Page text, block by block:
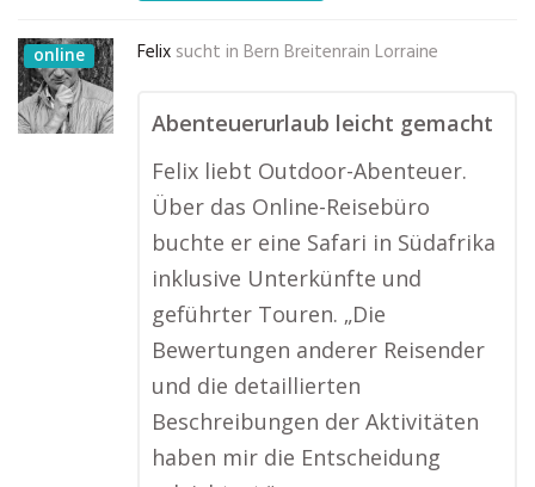
online Felix sucht in Bern Breitenrain Lorraine
Abenteuerurlaub leicht gemacht
Felix liebt Outdoor-Abenteuer.
Über das Online-Reisebüro
buchte er eine Safari in Südafrika
inklusive Unterkünfte und
geführter Touren. „Die
Bewertungen anderer Reisender
und die detaillierten
Beschreibungen der Aktivitäten
haben mir die Entscheidung